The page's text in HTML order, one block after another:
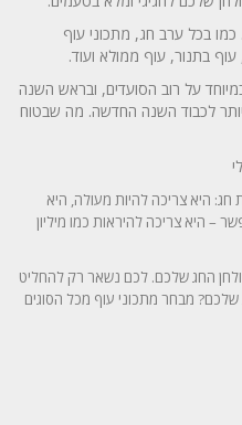
בכל ערב חג, מתכוני עוף
בתנור, עוף ממולא ועוד.
על רוב הסועדים, ובראש השנה
לכבוד השנה החדשה. מה שבטוח
היא צריכה להיות מעולה, היא
– היא צריכה להיראות כמו מיליון
החג שלכם. לכם נשאר רק להחליט
מבחר מתכוני עוף מכל הסוגים